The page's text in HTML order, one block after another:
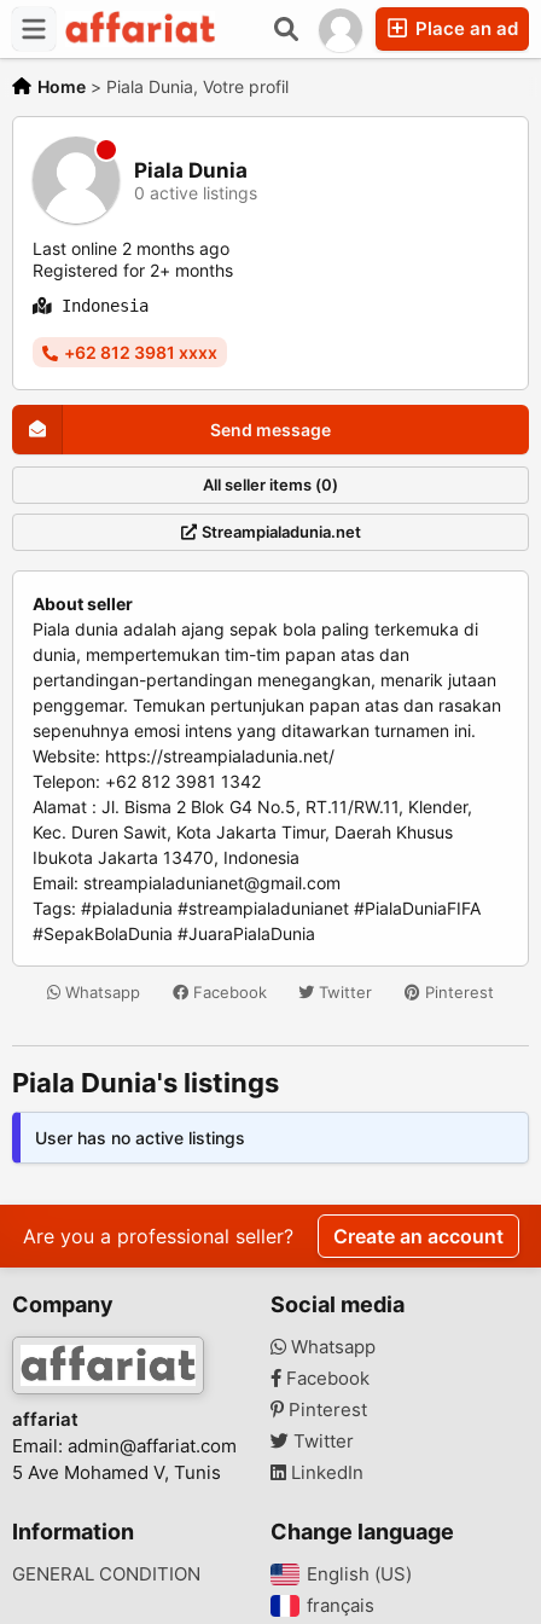
Place an ad
Home > Piala Dunia, Votre profil
Piala Dunia
0 active listings
Last online 2 months ago
Registered for 2+ months
Indonesia
+62 812 3981 xxxx
Send message
All seller items (0)
Streampialadunia.net
About seller
Piala dunia adalah ajang sepak bola paling terkemuka di
dunia, mempertemukan tim-tim papan atas dan
pertandingan-pertandingan menegangkan, menarik jutaan
penggemar. Temukan pertunjukan papan atas dan rasakan
sepenuhnya emosi intens yang ditawarkan turnamen ini.
Website: https://streampialadunia.net/
Telepon: +62 812 3981 1342
Alamat : Jl. Bisma 2 Blok G4 No.5, RT.11/RW.11, Klender,
Kec. Duren Sawit, Kota Jakarta Timur, Daerah Khusus
Ibukota Jakarta 13470, Indonesia
Email: streampialadunianet@gmail.com
Tags: #pialadunia #streampialadunianet #PialaDuniaFIFA
#SepakBolaDunia #JuaraPialaDunia
Whatsapp Facebook Twitter Pinterest
Piala Dunia's listings
User has no active listings
Are you a professional seller? Create an account
Company
affariat
Email: admin@affariat.com
5 Ave Mohamed V, Tunis
Social media
Whatsapp
Facebook
Pinterest
Twitter
LinkedIn
Information
GENERAL CONDITION
Change language
English (US)‎
français‎